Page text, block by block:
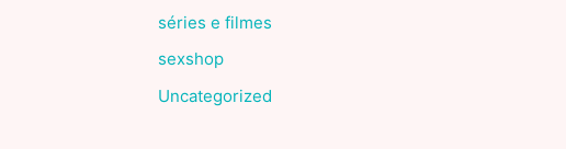
séries e filmes
sexshop
Uncategorized